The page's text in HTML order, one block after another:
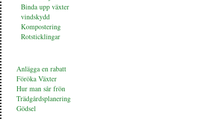
Binda upp växter
vindskydd
Kompostering
Rotsticklingar
Anlägga en rabatt
Föröka Växter
Hur man sår frön
Trädgårdsplanering
Gödsel